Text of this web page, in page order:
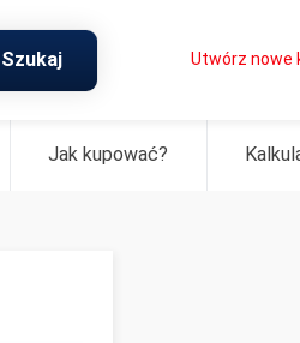
Szukaj Utwórz nowe
Jak kupować?